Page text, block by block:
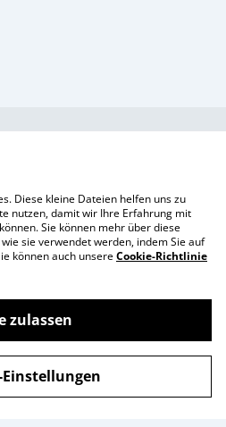
Cookie-Richtlinie
- Thun
Diese kleine Dateien helfen uns zu
nutzen, damit wir Ihre Erfahrung mit
Sie können mehr über diese
sie verwendet werden, indem Sie auf
können auch unsereCookie-Richtlinie
zulassen
Einstellungen